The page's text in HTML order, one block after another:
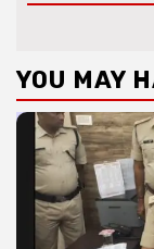
YOU MAY